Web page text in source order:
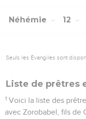
Néhémie 12
Seuls les Évangiles sont
Liste de prêtres
1 Voici la liste des
avec Zorobabel, fils de